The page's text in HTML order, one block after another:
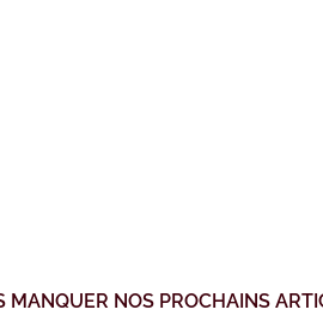
MANQUER NOS PROCHAINS